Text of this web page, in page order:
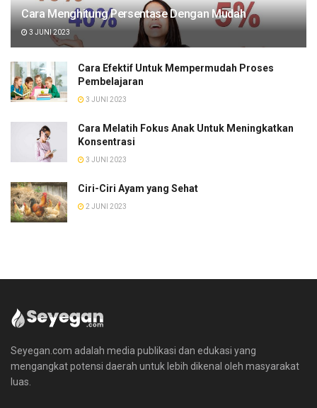
Cara Menghitung Persentase Dengan Mudah
3 JUNI 2023
Cara Efektif Untuk Mempermudah Proses
Pembelajaran
3 JUNI 2023
Cara Melatih Fokus Anak Untuk Meningkatkan
Konsentrasi
3 JUNI 2023
Ciri-Ciri Ayam yang Sehat
2 JUNI 2023
Seyegan.com adalah media publikasi dan edukasi yang
mengangkat potensi daerah untuk lebih dikenal oleh masyarakat
luas.